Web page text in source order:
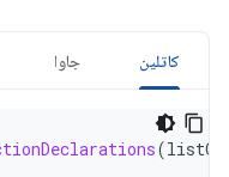
کاتلین جاوا
(listOf